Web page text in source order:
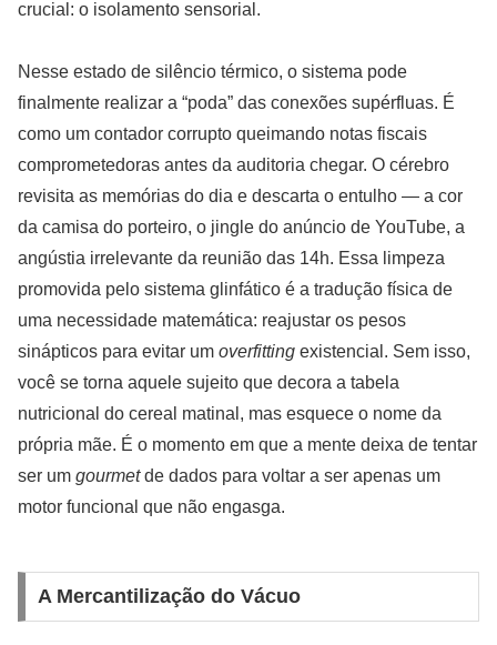
crucial: o isolamento sensorial.
Nesse estado de silêncio térmico, o sistema pode
finalmente realizar a “poda” das conexões supérfluas. É
como um contador corrupto queimando notas fiscais
comprometedoras antes da auditoria chegar. O cérebro
revisita as memórias do dia e descarta o entulho — a cor
da camisa do porteiro, o jingle do anúncio de YouTube, a
angústia irrelevante da reunião das 14h. Essa limpeza
promovida pelo sistema glinfático é a tradução física de
uma necessidade matemática: reajustar os pesos
sinápticos para evitar um overfitting existencial. Sem isso,
você se torna aquele sujeito que decora a tabela
nutricional do cereal matinal, mas esquece o nome da
própria mãe. É o momento em que a mente deixa de tentar
ser um gourmetde dados para voltar a ser apenas um
motor funcional que não engasga.
A Mercantilização do Vácuo